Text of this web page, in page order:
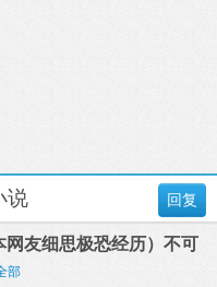
回复
说
友细思极恐经历）不可
部